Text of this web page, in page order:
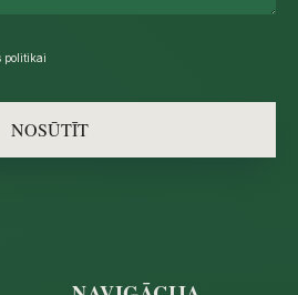
politikai
NOSŪTĪT